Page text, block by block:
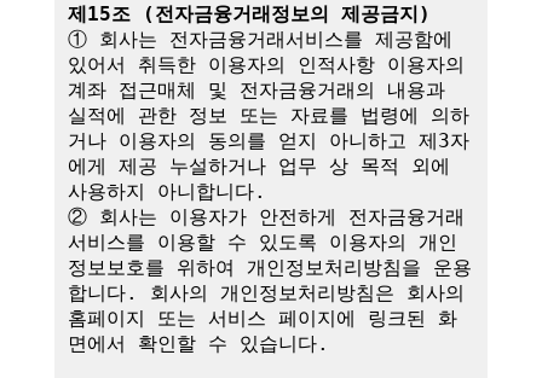
제15조 (전자금융거래정보의 제공금지)
① 회사는 전자금융거래서비스를 제공함에
있어서 취득한 이용자의 인적사항 이용자의
계좌 접근매체 및 전자금융거래의 내용과
실적에 관한 정보 또는 자료를 법령에 의하
거나 이용자의 동의를 얻지 아니하고 제3자
에게 제공 누설하거나 업무 상 목적 외에
사용하지 아니합니다.
② 회사는 이용자가 안전하게 전자금융거래
서비스를 이용할 수 있도록 이용자의 개인
정보보호를 위하여 개인정보처리방침을 운용
합니다. 회사의 개인정보처리방침은 회사의
홈페이지 또는 서비스 페이지에 링크된 화
면에서 확인할 수 있습니다.